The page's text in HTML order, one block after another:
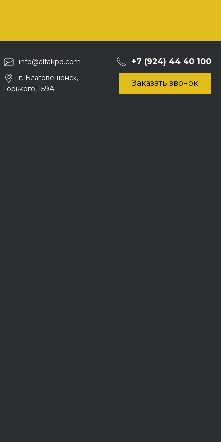
info@alfakpd.com +7 (924) 44 40 100
г. Благовещенск,
Горького, 159А
Заказать звонок